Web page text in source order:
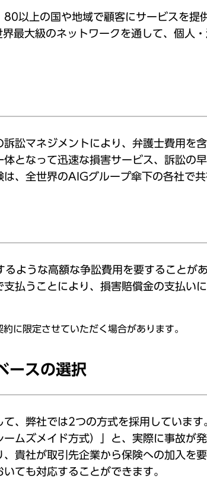
以上の国や地域で顧客にサービスを提
最大級のネットワークを通して、個人
訟マネジメントにより、弁護士費用を
となって迅速な損害サービス、訴訟の
、全世界のAIGグループ傘下の各社で共
ような高額な争訟費用を要することが
払うことにより、損害賠償金の支払い
に限定させていただく場合があります。
ースの選択
、弊社では2つの方式を採用していま
ムズメイド方式）」と、実際に事故が
貴社が取引先企業から保険への加入を
ても対応することができます。